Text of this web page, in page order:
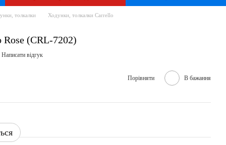
толкалки Ходунки, толкалки Carrello
(CRL-7202)
Написати відгук
Порівняти В бажання